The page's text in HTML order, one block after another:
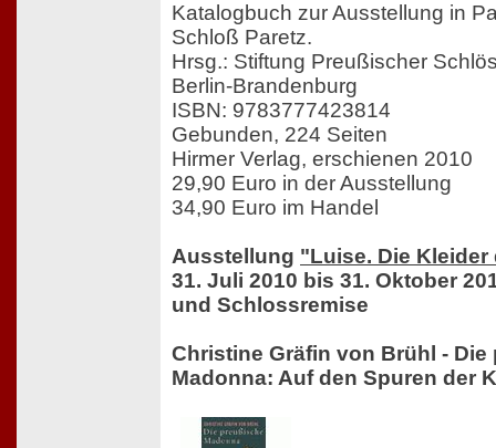
Katalogbuch zur Ausstellung in
Schloß Paretz.
Hrsg.: Stiftung Preußischer
Berlin-Brandenburg
ISBN: 9783777423814
Gebunden, 224 Seiten
Hirmer Verlag, erschienen 2010
29,90 Euro in der Ausstellung
34,90 Euro im Handel
Ausstellung "Luise. Die
31. Juli 2010 bis 31. Oktober
und Schlossremise
Christine Gräfin von Brühl - Die
Madonna: Auf den Spuren der